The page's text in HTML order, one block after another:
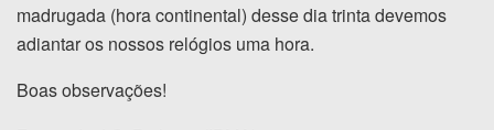
madrugada (hora continental) desse dia trinta devemos
adiantar os nossos relógios uma hora.
Boas observações!